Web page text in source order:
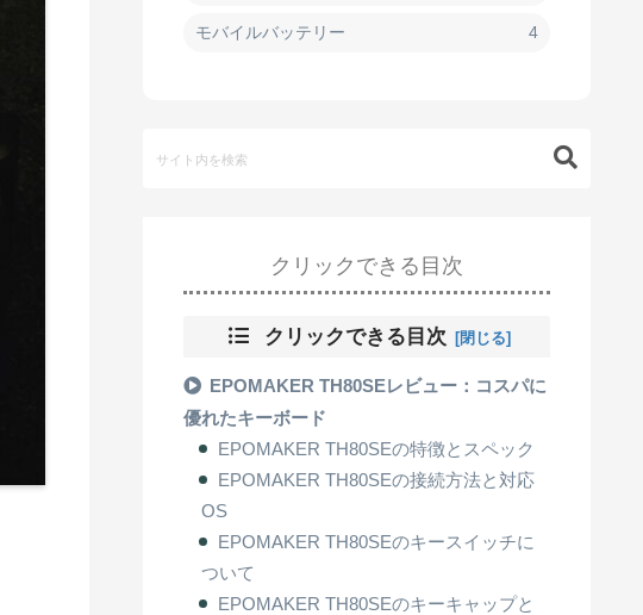
モバイルバッテリー 4
クリックできる目次
クリックできる目次
EPOMAKER TH80SEレビュー：コスパに
優れたキーボード
EPOMAKER TH80SEの特徴とスペック
EPOMAKER TH80SEの接続方法と対応
OS
EPOMAKER TH80SEのキースイッチに
ついて
EPOMAKER TH80SEのキーキャップと